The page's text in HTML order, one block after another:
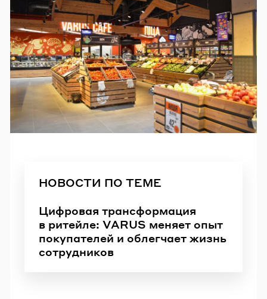
НОВОСТИ ПО ТЕМЕ
Цифровая трансформация
в ритейле: VARUS меняет опыт
покупателей и облегчает жизнь
сотрудников